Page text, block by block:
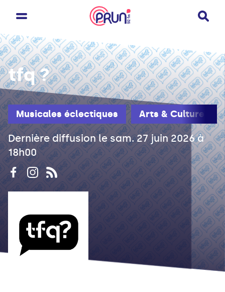
Musicales éclectiques Arts & Culture
tfq ?
Dernière diffusion le sam. 27 juin 2026 à
18h00